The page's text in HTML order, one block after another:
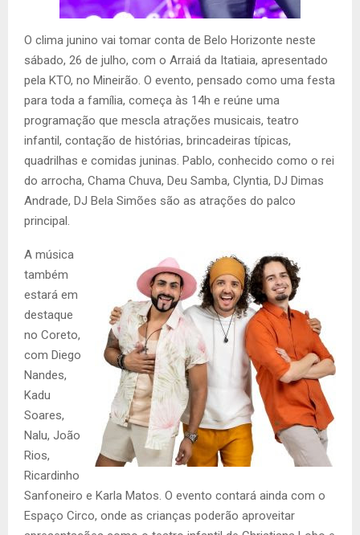
O clima junino vai tomar conta de Belo Horizonte neste
sábado, 26 de julho, com o Arraiá da Itatiaia, apresentado
pela KTO, no Mineirão. O evento, pensado como uma festa
para toda a família, começa às 14h e reúne uma
programação que mescla atrações musicais, teatro
infantil, contação de histórias, brincadeiras típicas,
quadrilhas e comidas juninas. Pablo, conhecido como o rei
do arrocha, Chama Chuva, Deu Samba, Clyntia, DJ Dimas
Andrade, DJ Bela Simões são as atrações do palco
principal.
A música
também
estará em
destaque
no Coreto,
com Diego
Nandes,
Kadu
Soares,
Nalu, João
Rios,
Ricardinho
Sanfoneiro e Karla Matos. O evento contará ainda com o
Espaço Circo, onde as crianças poderão aproveitar